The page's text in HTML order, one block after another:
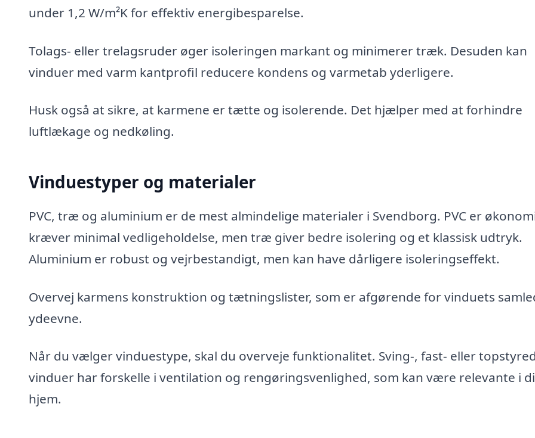
under 1,2 W/m²K for effektiv energibesparelse.
Tolags- eller trelagsruder øger isoleringen markant og minimerer træk. Desuden kan
vinduer med varm kantprofil reducere kondens og varmetab yderligere.
Husk også at sikre, at karmene er tætte og isolerende. Det hjælper med at forhindre
luftlækage og nedkøling.
Vinduestyper og materialer
PVC, træ og aluminium er de mest almindelige materialer i Svendborg. PVC er
kræver minimal vedligeholdelse, men træ giver bedre isolering og et klassisk udtryk.
Aluminium er robust og vejrbestandigt, men kan have dårligere isoleringseffekt.
Overvej karmens konstruktion og tætningslister, som er afgørende for vinduets
ydeevne.
Når du vælger vinduestype, skal du overveje funktionalitet. Sving-, fast- eller
vinduer har forskelle i ventilation og rengøringsvenlighed, som kan være relevante i
hjem.